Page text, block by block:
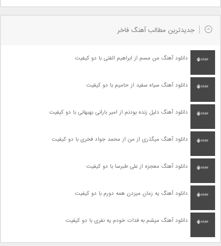
جدیدترین مطالب آهنگ فاخر
دانلود آهنگ من مسم از ابراهیم الفتی با دو کیفیت
دانلود آهنگ سیاه سفید از حامیم با دو کیفیت
دانلود آهنگ دلیل زنده بودنم از امیر بارانی بهبهانی با دو کیفیت
دانلود آهنگ میگذری از من از محمد جواد فخری با دو کیفیت
دانلود آهنگ معجزه از علی طبرسا با دو کیفیت
دانلود آهنگ یه زمان میزدن همه دورم با دو کیفیت
دانلود آهنگ میشم به فدات خودم یه نفری با دو کیفیت